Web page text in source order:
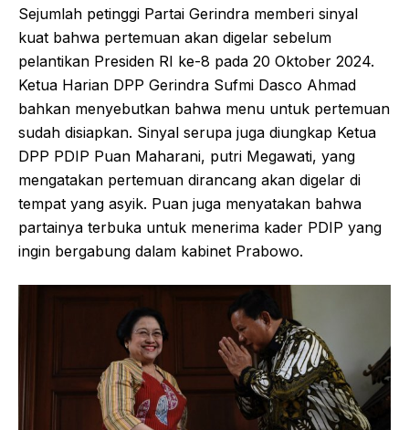
Sejumlah petinggi Partai Gerindra memberi sinyal
kuat bahwa pertemuan akan digelar sebelum
pelantikan Presiden RI ke-8 pada 20 Oktober 2024.
Ketua Harian DPP Gerindra Sufmi Dasco Ahmad
bahkan menyebutkan bahwa menu untuk pertemuan
sudah disiapkan. Sinyal serupa juga diungkap Ketua
DPP PDIP Puan Maharani, putri Megawati, yang
mengatakan pertemuan dirancang akan digelar di
tempat yang asyik. Puan juga menyatakan bahwa
partainya terbuka untuk menerima kader PDIP yang
ingin bergabung dalam kabinet Prabowo.